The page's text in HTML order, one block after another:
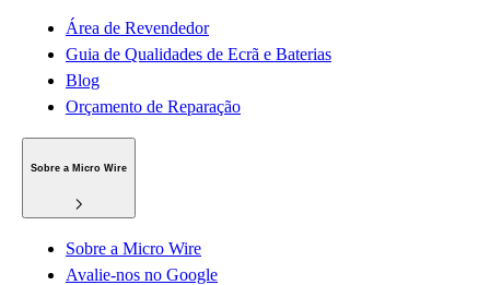
Área de Revendedor
Guia de Qualidades de Ecrã e Baterias
Blog
Orçamento de Reparação
Sobre a Micro Wire
Sobre a Micro Wire
Avalie-nos no Google